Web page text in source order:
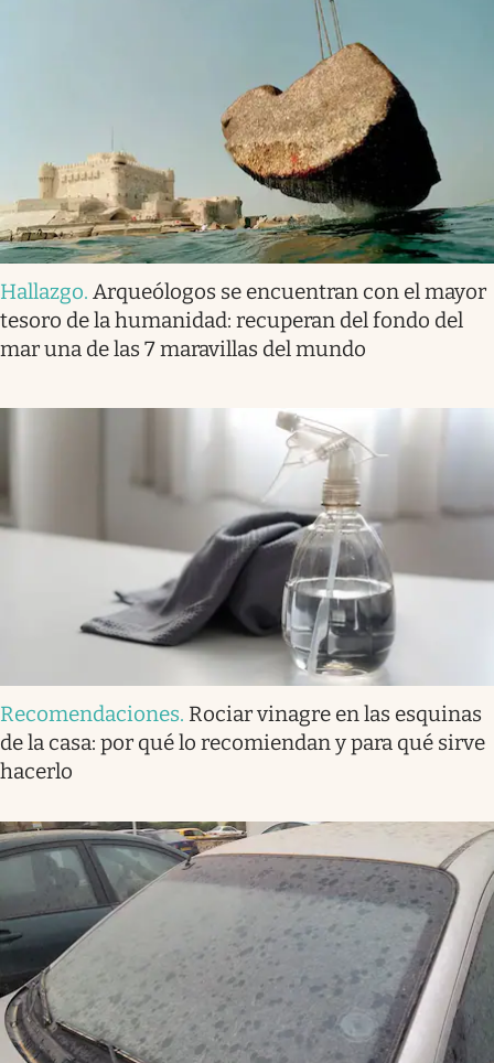
Hallazgo. Arqueólogos se encuentran con el mayor
tesoro de la humanidad: recuperan del fondo del
mar una de las 7 maravillas del mundo
Recomendaciones. Rociar vinagre en las esquinas
de la casa: por qué lo recomiendan y para qué sirve
hacerlo